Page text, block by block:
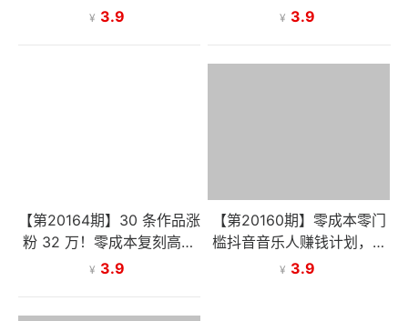
化，服务交付，团队管理全
¥ 3.9
区留言评论即可轻松日赚取1
¥ 3.9
【第20164期】30 条作品涨
粉 32 万！零成本复刻高认
知心理学视频，普通人也能
¥ 3.9
【第20160期】零成本零门
槛抖音音乐人赚钱计划，利
用AI一键生成，新手也能操
¥ 3.9